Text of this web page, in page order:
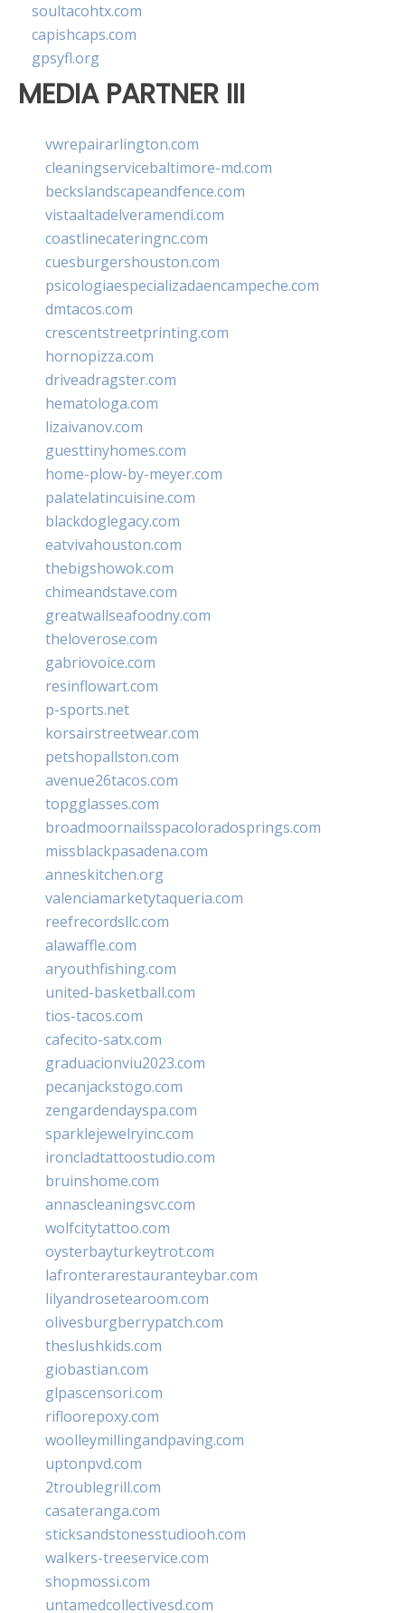
soultacohtx.com
capishcaps.com
gpsyfl.org
MEDIA PARTNER III
vwrepairarlington.com
cleaningservicebaltimore-md.com
beckslandscapeandfence.com
vistaaltadelveramendi.com
coastlinecateringnc.com
cuesburgershouston.com
psicologiaespecializadaencampeche.com
dmtacos.com
crescentstreetprinting.com
hornopizza.com
driveadragster.com
hematologa.com
lizaivanov.com
guesttinyhomes.com
home-plow-by-meyer.com
palatelatincuisine.com
blackdoglegacy.com
eatvivahouston.com
thebigshowok.com
chimeandstave.com
greatwallseafoodny.com
theloverose.com
gabriovoice.com
resinflowart.com
p-sports.net
korsairstreetwear.com
petshopallston.com
avenue26tacos.com
topgglasses.com
broadmoornailsspacoloradosprings.com
missblackpasadena.com
anneskitchen.org
valenciamarketytaqueria.com
reefrecordsllc.com
alawaffle.com
aryouthfishing.com
united-basketball.com
tios-tacos.com
cafecito-satx.com
graduacionviu2023.com
pecanjackstogo.com
zengardendayspa.com
sparklejewelryinc.com
ironcladtattoostudio.com
bruinshome.com
annascleaningsvc.com
wolfcitytattoo.com
oysterbayturkeytrot.com
lafronterarestauranteybar.com
lilyandrosetearoom.com
olivesburgberrypatch.com
theslushkids.com
giobastian.com
glpascensori.com
rifloorepoxy.com
woolleymillingandpaving.com
uptonpvd.com
2troublegrill.com
casateranga.com
sticksandstonesstudiooh.com
walkers-treeservice.com
shopmossi.com
untamedcollectivesd.com